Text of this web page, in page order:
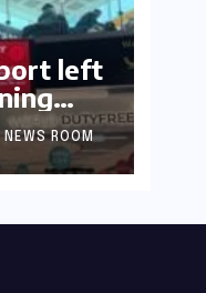
left
NEWS ROOM